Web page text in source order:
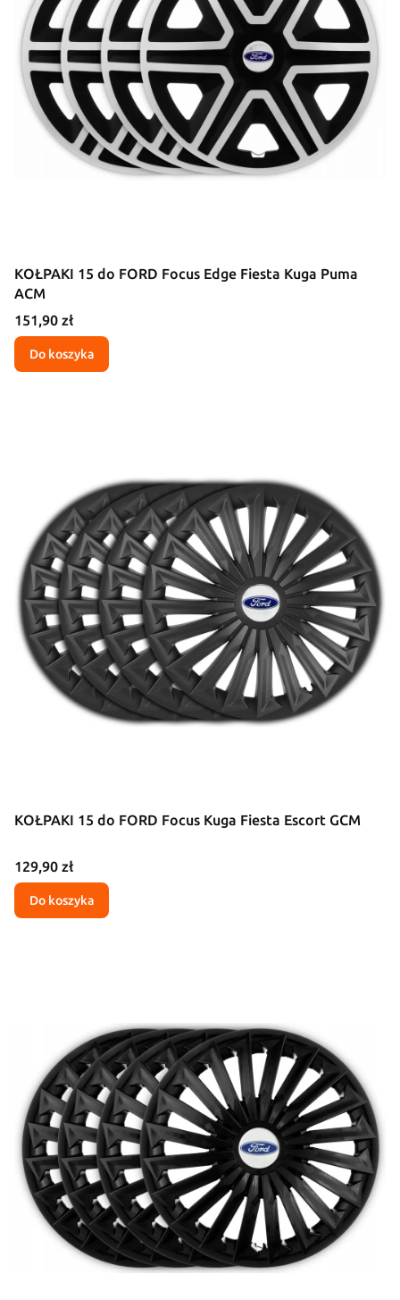
KOŁPAKI 15 do FORD Focus Edge Fiesta Kuga Puma
ACM
Cena
151,90 zł
Do koszyka
KOŁPAKI 15 do FORD Focus Kuga Fiesta Escort GCM
Cena
129,90 zł
Do koszyka